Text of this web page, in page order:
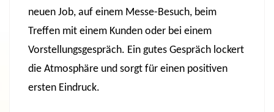
neuen Job, auf einem Messe-Besuch, beim
Treffen mit einem Kunden oder bei einem
Vorstellungsgespräch. Ein gutes Gespräch lockert
die Atmosphäre und sorgt für einen positiven
ersten Eindruck.